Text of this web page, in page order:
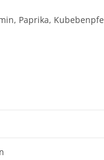
Paprika,